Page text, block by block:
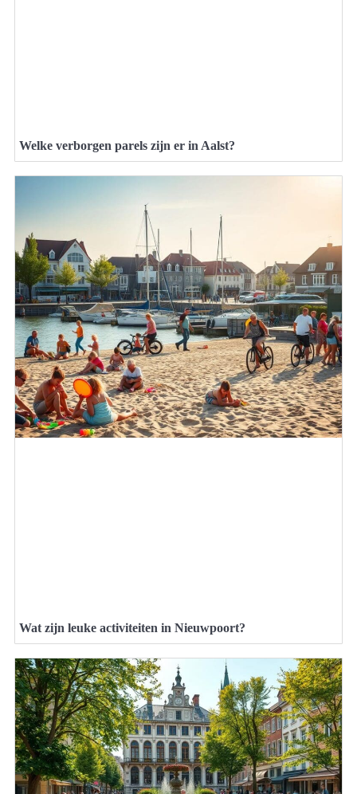
Welke verborgen parels zijn er in Aalst?
Wat zijn leuke activiteiten in Nieuwpoort?